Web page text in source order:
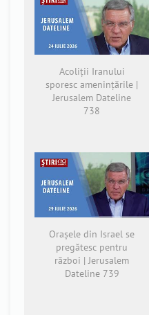
Acoliții Iranului
sporesc amenințările |
Jerusalem Dateline
738
Orașele din Israel se
pregătesc pentru
război | Jerusalem
Dateline 739